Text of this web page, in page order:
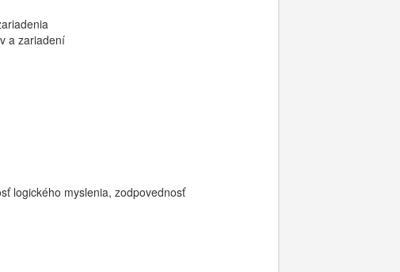
a zariadení
logického myslenia, zodpovednosť